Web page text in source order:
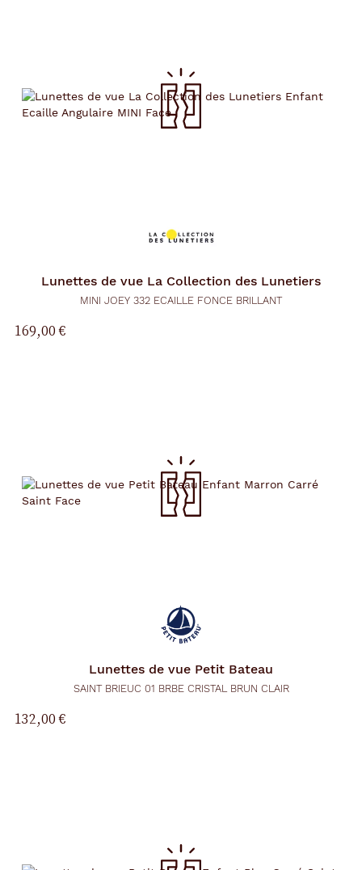
Lunettes de vue La Collection des Lunetiers
MINI JOEY 332 ECAILLE FONCE BRILLANT
169,00 €
Lunettes de vue Petit Bateau
SAINT BRIEUC 01 BRBE CRISTAL BRUN CLAIR
132,00 €